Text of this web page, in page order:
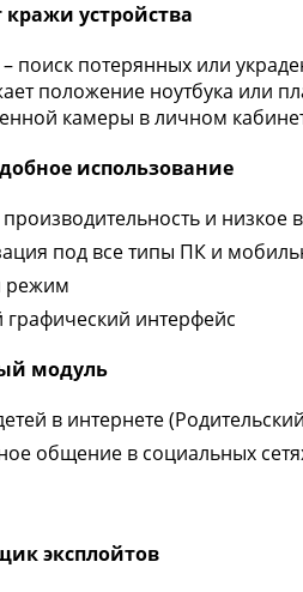
устройства
поиск потерянных или
положение ноутбука или
камеры в личном
использование
и низкое
под все типы ПК и
режим
интерфейс
модуль
в интернете
общение в социальных
эксплойтов